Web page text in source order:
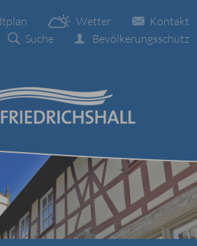
Kontakt
Wetter
Bevölkerungsschutz
Suche